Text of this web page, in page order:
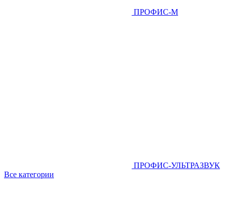
ПРОФИС-М
ПРОФИС-УЛЬТРАЗВУК
Все категории